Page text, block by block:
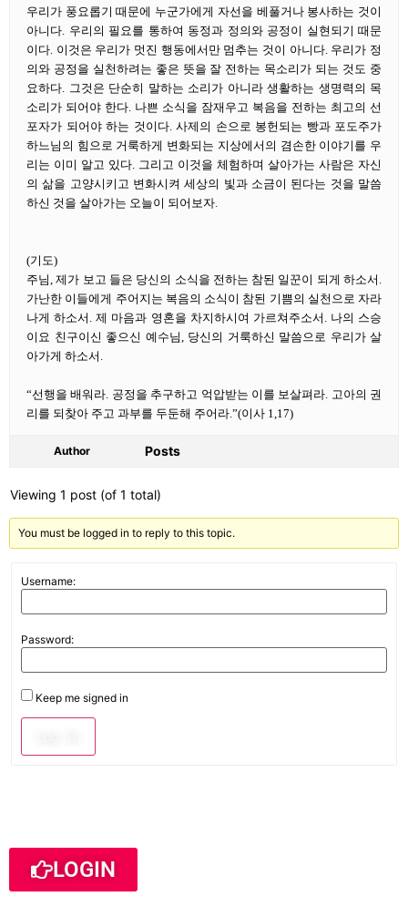
우리가 풍요롭기 때문에 누군가에게 자선을 베풀거나 봉사하는 것이
아니다. 우리의 필요를 통하여 동정과 정의와 공정이 실현되기 때문
이다. 이것은 우리가 멋진 행동에서만 멈추는 것이 아니다. 우리가 정
의와 공정을 실천하려는 좋은 뜻을 잘 전하는 목소리가 되는 것도 중
요하다. 그것은 단순히 말하는 소리가 아니라 생활하는 생명력의 목
소리가 되어야 한다. 나쁜 소식을 잠재우고 복음을 전하는 최고의 선
포자가 되어야 하는 것이다. 사제의 손으로 봉헌되는 빵과 포도주가
하느님의 힘으로 거룩하게 변화되는 지상에서의 겸손한 이야기를 우
리는 이미 알고 있다. 그리고 이것을 체험하며 살아가는 사람은 자신
의 삶을 고양시키고 변화시켜 세상의 빛과 소금이 된다는 것을 말씀
하신 것을 살아가는 오늘이 되어보자.
(기도)
주님, 제가 보고 들은 당신의 소식을 전하는 참된 일꾼이 되게 하소서.
가난한 이들에게 주어지는 복음의 소식이 참된 기쁨의 실천으로 자라
나게 하소서. 제 마음과 영혼을 차지하시여 가르쳐주소서. 나의 스승
이요 친구이신 좋으신 예수님, 당신의 거룩하신 말씀으로 우리가 살
아가게 하소서.
“선행을 배워라. 공정을 추구하고 억압받는 이를 보살펴라. 고아의 권
리를 되찾아 주고 과부를 두둔해 주어라.”(이사 1,17)
Author Posts
Viewing 1 post (of 1 total)
You must be logged in to reply to this topic.
Username:
Password:
Keep me signed in
LOGIN